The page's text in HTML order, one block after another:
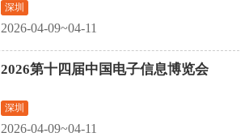
深圳
2026-04-09~04-11
2026第十四届中国电子信息博览会
深圳
2026-04-09~04-11